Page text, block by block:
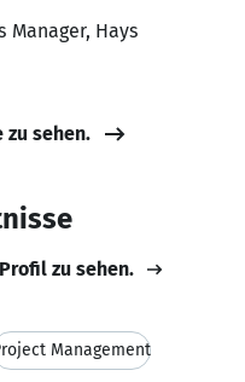
Manager, Hays
zu sehen.
zu sehen.
Management